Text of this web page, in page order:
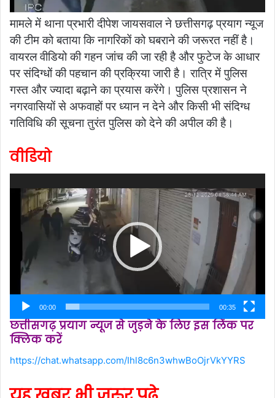
मामले में थाना प्रभारी दीपेश जायसवाल ने छत्तीसगढ़ प्रयाग न्यूज
की टीम को बताया कि नागरिकों को घबराने की जरूरत नहीं है।
वायरल वीडियो की गहन जांच की जा रही है और फुटेज के आधार
पर संदिग्धों की पहचान की प्रक्रिया जारी है। रात्रि में पुलिस
गस्त और ज्यादा बढ़ाने का प्रयास करेंगे। पुलिस प्रशासन ने
नगरवासियों से अफवाहों पर ध्यान न देने और किसी भी संदिग्ध
गतिविधि की सूचना तुरंत पुलिस को देने की अपील की है।
वीडियो
Player
00:00 00:35
छत्तीसगढ़ प्रयाग न्यूज से जुड़ने के लिए इस लिंक पर
क्लिक करें
https://chat.whatsapp.com/Ihl8c6n3whwBoOjrVkYYRS